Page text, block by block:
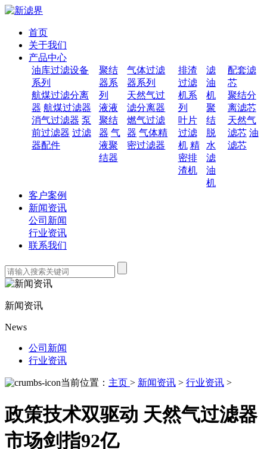
首页
关于我们
产品中心
油库过滤设备
系列
航煤过滤分离
器 航煤过滤器
消气过滤器 泵
前过滤器 过滤
器配件
聚结
器系
列
液液
聚结
器 气
液聚
结器
气体过滤
器系列
天然气过
滤分离器
燃气过滤
器 气体精
密过滤器
排渣
过滤
机系
列
叶片
过滤
机 精
密排
渣机
滤
油
机
聚
结
脱
水
滤
油
机
配套滤
芯
聚结分
离滤芯
天然气
滤芯 油
滤芯
客户案例
新闻资讯
公司新闻
行业资讯
联系我们
新闻资讯
News
公司新闻
行业资讯
当前位置： 主页 > 新闻资讯 > 行业资讯 >
政策技术双驱动 天然气过滤器
市场剑指92亿